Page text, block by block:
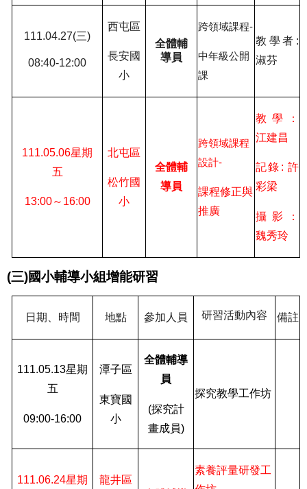
111.04.27(三)
08:40-12:00
西屯區
長安國
小
全體輔
導員
跨領域課程-
中年級公開
課
教學者 :
淑芬
111.05.06星期
五
13:00～ 16:00
北屯區
松竹國
小
全體輔
導員
跨領域課程
設計-
課程修正與
推廣
教學：
江建昌
記錄 :許
彩梁
攝影：
魏秀玲
(三)國小輔導小組增能研習
日期、時間 地點 參加人員 研習活動內容 備註
111.05.13星期
五
09:00-16:00
潭子區
東寶國
小
全體輔導
員
(探究計
畫成員)
探究教學工作坊
111.06.24星期
龍井區
素養評量研發工